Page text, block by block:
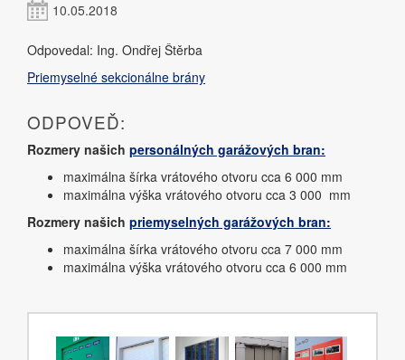
10.05.2018
Odpovedal: Ing. Ondřej Štěrba
Priemyselné sekcionálne brány
ODPOVEĎ:
Rozmery našich personálných garážových bran:
maximálna šírka vrátového otvoru cca 6 000 mm
maximálna výška vrátového otvoru cca 3 000 mm
Rozmery našich priemyselných garážových bran:
maximálna šírka vrátového otvoru cca 7 000 mm
maximálna výška vrátového otvoru cca 6 000 mm